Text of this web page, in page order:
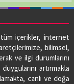
tüm içerikler, internet
bilimsel,
ve ilgi durumlarını
artırmakla
canlı ve doğa